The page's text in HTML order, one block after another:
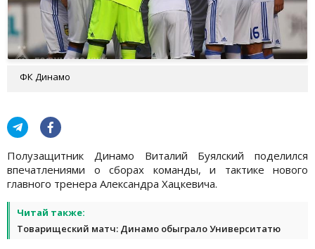
ФК Динамо
Полузащитник Динамо Виталий Буялский поделился
впечатлениями о сборах команды, и тактике нового
главного тренера Александра Хацкевича.
Читай также:
Товарищеский матч: Динамо обыграло Университатю